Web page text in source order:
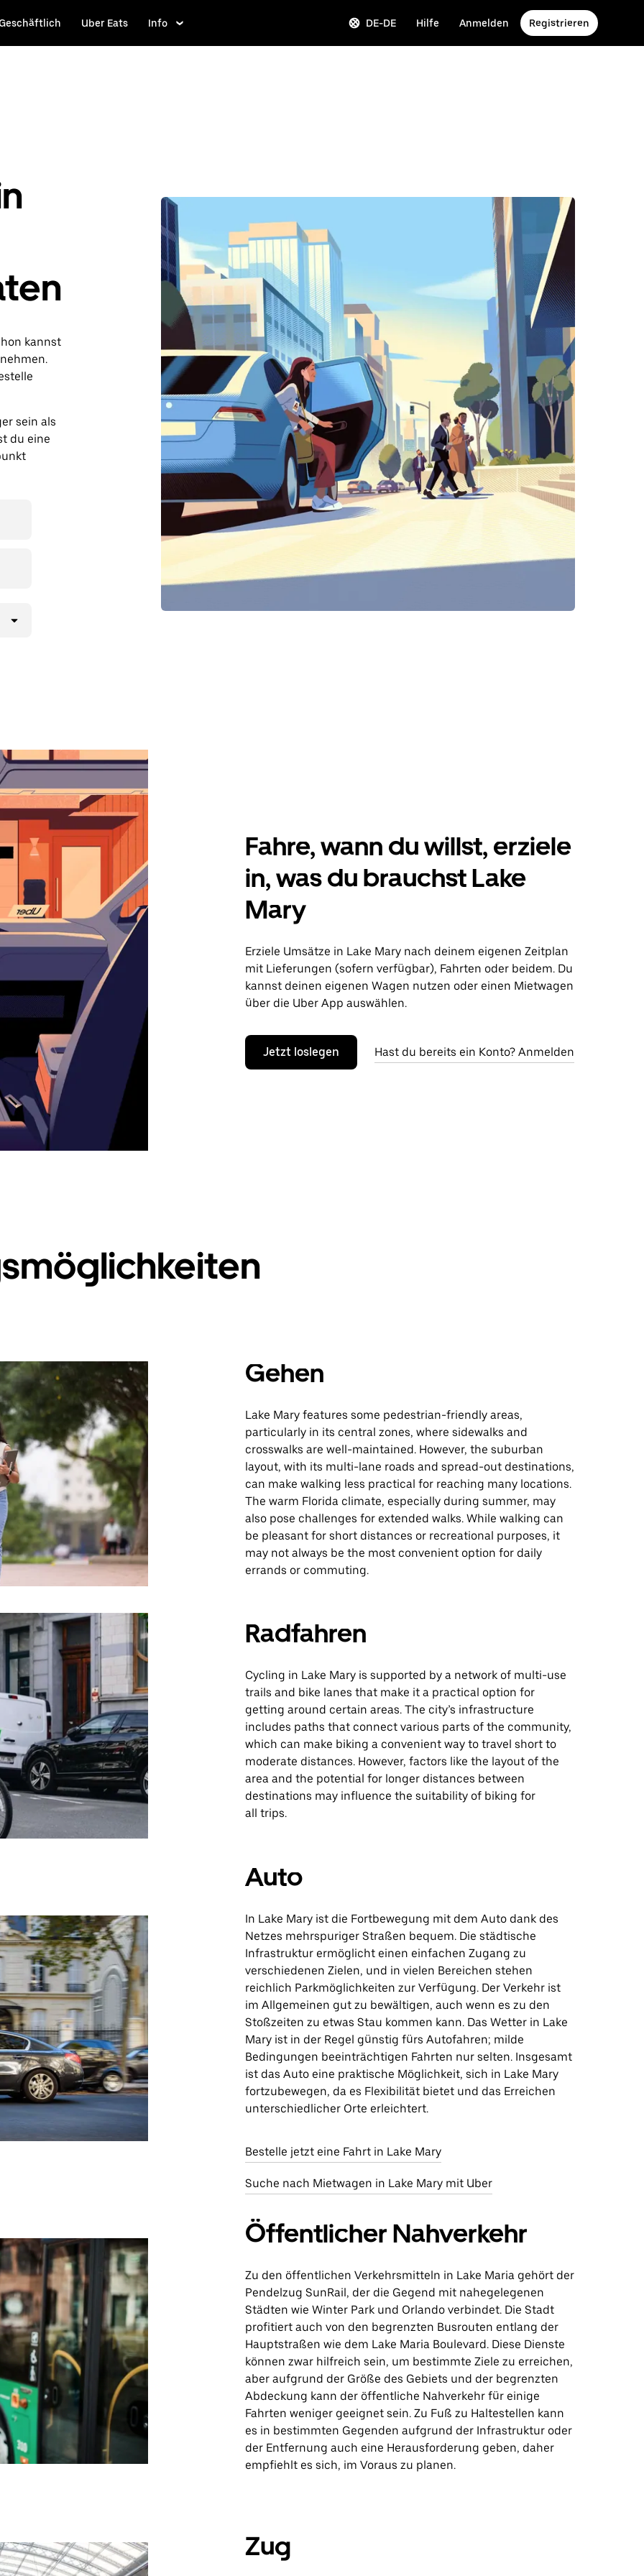
Uber Eats Info DE-DE Hilfe Anmelden Registrieren
kannst
sein als
du eine
Fahre, wann du willst, erziele
in, was du brauchst Lake
Mary
Erziele Umsätze in Lake Mary nach deinem eigenen Zeitplan
mit Lieferungen (sofern verfügbar), Fahrten oder beidem. Du
kannst deinen eigenen Wagen nutzen oder einen Mietwagen
über die Uber App auswählen.
Jetzt loslegen Hast du bereits ein Konto? Anmelden
Gehen
Lake Mary features some pedestrian-friendly areas,
particularly in its central zones, where sidewalks and
crosswalks are well-maintained. However, the suburban
layout, with its multi-lane roads and spread-out destinations,
can make walking less practical for reaching many locations.
The warm Florida climate, especially during summer, may
also pose challenges for extended walks. While walking can
be pleasant for short distances or recreational purposes, it
may not always be the most convenient option for daily
errands or commuting.
Radfahren
Cycling in Lake Mary is supported by a network of multi-use
trails and bike lanes that make it a practical option for
getting around certain areas. The city’s infrastructure
includes paths that connect various parts of the community,
which can make biking a convenient way to travel short to
moderate distances. However, factors like the layout of the
area and the potential for longer distances between
destinations may influence the suitability of biking for
all trips.
Auto
In Lake Mary ist die Fortbewegung mit dem Auto dank des
Netzes mehrspuriger Straßen bequem. Die städtische
Infrastruktur ermöglicht einen einfachen Zugang zu
verschiedenen Zielen, und in vielen Bereichen stehen
reichlich Parkmöglichkeiten zur Verfügung. Der Verkehr ist
im Allgemeinen gut zu bewältigen, auch wenn es zu den
Stoßzeiten zu etwas Stau kommen kann. Das Wetter in Lake
Mary ist in der Regel günstig fürs Autofahren; milde
Bedingungen beeinträchtigen Fahrten nur selten. Insgesamt
ist das Auto eine praktische Möglichkeit, sich in Lake Mary
fortzubewegen, da es Flexibilität bietet und das Erreichen
unterschiedlicher Orte erleichtert.
Bestelle jetzt eine Fahrt in Lake Mary
Suche nach Mietwagen in Lake Mary mit Uber
Öffentlicher Nahverkehr
Zu den öffentlichen Verkehrsmitteln in Lake Maria gehört der
Pendelzug SunRail, der die Gegend mit nahegelegenen
Städten wie Winter Park und Orlando verbindet. Die Stadt
profitiert auch von den begrenzten Busrouten entlang der
Hauptstraßen wie dem Lake Maria Boulevard. Diese Dienste
können zwar hilfreich sein, um bestimmte Ziele zu erreichen,
aber aufgrund der Größe des Gebiets und der begrenzten
Abdeckung kann der öffentliche Nahverkehr für einige
Fahrten weniger geeignet sein. Zu Fuß zu Haltestellen kann
es in bestimmten Gegenden aufgrund der Infrastruktur oder
der Entfernung auch eine Herausforderung geben, daher
empfiehlt es sich, im Voraus zu planen.
Zug